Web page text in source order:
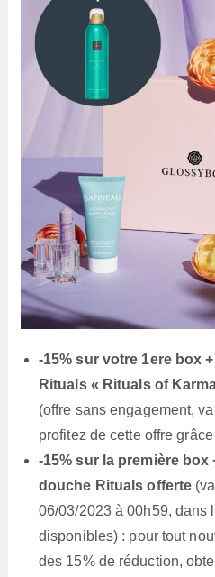
-15% sur votre 1ere box
Rituals « Rituals of
(offre sans engagement,
profitez de cette offre
-15% sur la première box
douche Rituals offerte
06/03/2023 à 00h59, dans
disponibles) : pour tout
des 15% de réduction,